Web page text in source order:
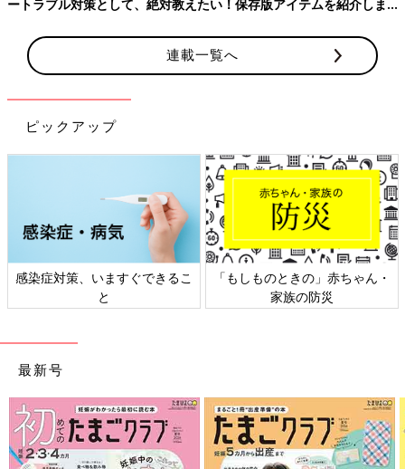
クに料理ができるキッチンを目指して、自宅の
えてくれたのはこの人】吉川 永里子（よしかわ
えりこ）
今回はセブンイレブンで購入できる「セブンプレミアム ゴール
ド」シリーズをご紹介しました。SNSでもおいしいと話題になる
ことが多い商品なので、忙しい日のお役立ちおかずにぴったりで
すね。
※記事内容でご紹介している投稿、リンク先は、削除される場合
※記事の内容は記載当時の情報であり、現在と異なる場合があり
ートラブル対策として、絶対教えたい！保存版アイテムを紹介しま
連載一覧へ
ピックアップ
感染症対策、いますぐできるこ
と
「もしものときの」赤ちゃん・
家族の防災
最新号